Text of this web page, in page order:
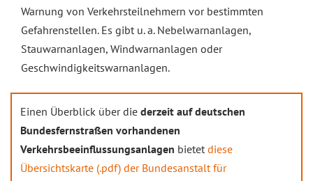
Warnung von Verkehrsteilnehmern vor bestimmten
Gefahrenstellen. Es gibt u. a. Nebelwarnanlagen,
Stauwarnanlagen, Windwarnanlagen oder
Geschwindigkeitswarnanlagen.
Einen Überblick über die derzeit auf deutschen
Bundesfernstraßen vorhandenen
Verkehrsbeeinflussungsanlagen bietet diese
Übersichtskarte (.pdf) der Bundesanstalt für